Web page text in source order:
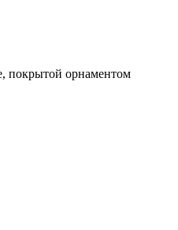
покрытой орнаментом